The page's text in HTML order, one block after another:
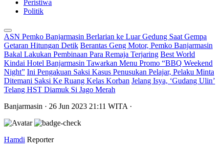
Peristiwa
Politik
ASN Pemko Banjarmasin Berlarian ke Luar Gedung Saat Gempa
Getaran Hitungan Detik Berantas Geng Motor, Pemko Banjarmasin
Bakal Lakukan Pembinaan Para Remaja Terjaring Best World
Kindai Hotel Banjarmasin Tawarkan Menu Promo “BBQ Weekend
Night” Ini Pengakuan Saksi Kasus Penusukan Pelajar, Pelaku Minta
Ditemani Saksi Ke Ruang Kelas Korban Jelang Isya, ‘Gudang Ulin’
Telang HST Diamuk Si Jago Merah
Banjarmasin · 26 Jun 2023 21:11 WITA ·
Hamdi Reporter